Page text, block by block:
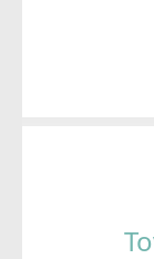
ELLECI -